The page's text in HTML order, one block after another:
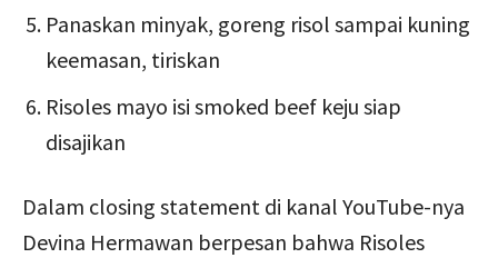
Panaskan minyak, goreng risol sampai kuning
keemasan, tiriskan
Risoles mayo isi smoked beef keju siap
disajikan
Dalam closing statement di kanal YouTube-nya
Devina Hermawan berpesan bahwa Risoles